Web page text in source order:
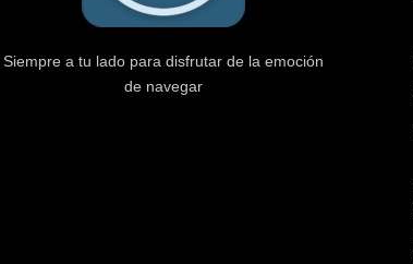
Siempre a tu lado para disfrutar de la emoción
de navegar